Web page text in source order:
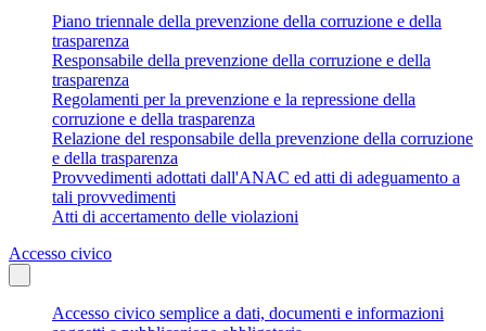
Piano triennale della prevenzione della corruzione e della
trasparenza
Responsabile della prevenzione della corruzione e della
trasparenza
Regolamenti per la prevenzione e la repressione della
corruzione e della trasparenza
Relazione del responsabile della prevenzione della corruzione
e della trasparenza
Provvedimenti adottati dall'ANAC ed atti di adeguamento a
tali provvedimenti
Atti di accertamento delle violazioni
Accesso civico
Accesso civico semplice a dati, documenti e informazioni